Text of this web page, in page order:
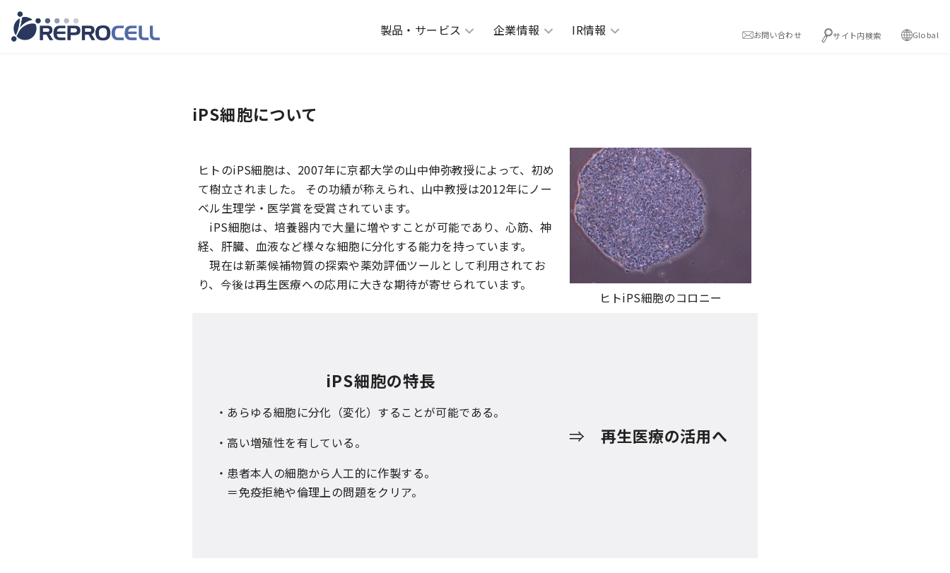
お問い合わせ サイト内検索 Global
製品・サービス 企業情報 IR情報
iPS細胞について
ヒトのiPS細胞は、2007年に京都大学の山中伸弥教授によって、初め
て樹立されました。 その功績が称えられ、山中教授は2012年にノー
ベル生理学・医学賞を受賞されています。
iPS細胞は、培養器内で大量に増やすことが可能であり、心筋、神
経、肝臓、血液など様々な細胞に分化する能力を持っています。
現在は新薬候補物質の探索や薬効評価ツールとして利用されてお
り、今後は再生医療への応用に大きな期待が寄せられています。
ヒトiPS細胞のコロニー
iPS細胞の特長
・あらゆる細胞に分化（変化）することが可能である。
・高い増殖性を有している。
・患者本人の細胞から人工的に作製する。
＝免疫拒絶や倫理上の問題をクリア。
⇒再生医療の活用へ